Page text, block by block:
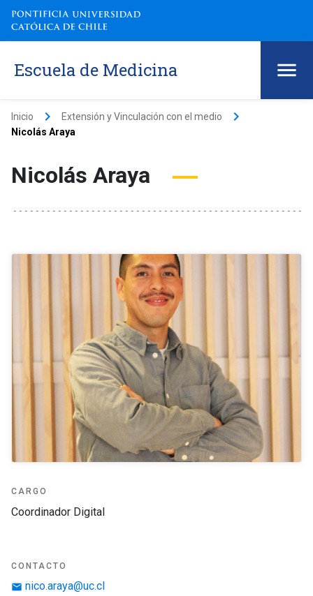
Escuela de Medicina
Inicio keyboard_arrow_right Extensión y Vinculación con el medio keyboard_arrow_right
Nicolás Araya
Nicolás Araya
CARGO
Coordinador Digital
CONTACTO
email nico.araya@uc.cl